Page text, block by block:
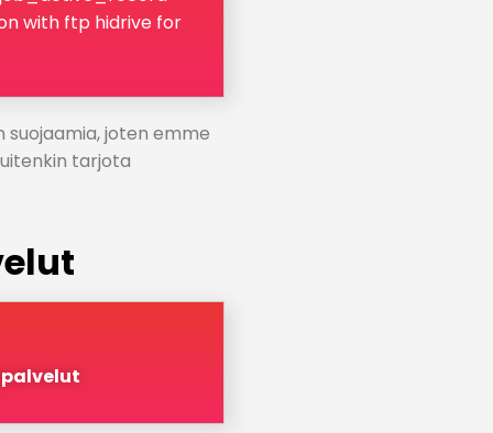
with ftp hidrive for
suojaamia, joten emme
tarjota